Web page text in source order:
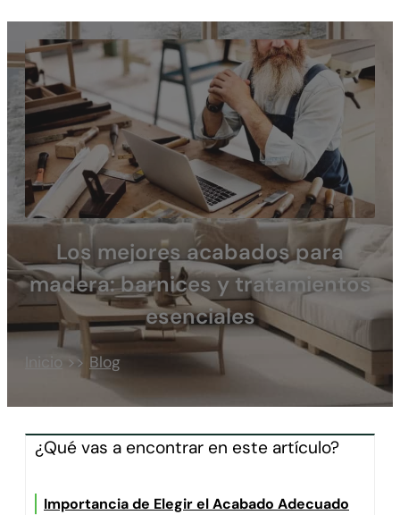
Los mejores acabados para
madera: barnices y tratamientos
esenciales
Inicio >> Blog
¿Qué vas a encontrar en este artículo?
Importancia de Elegir el Acabado Adecuado